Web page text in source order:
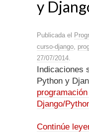
y
Publicada el
curso-django
27/07/2014
Indicaciones
Python y
Django/
Continúe